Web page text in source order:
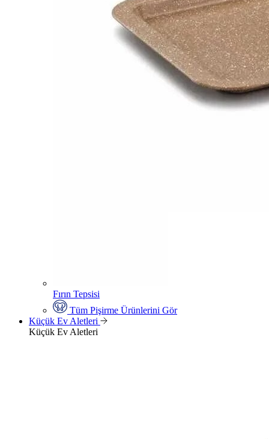
Fırın Tepsisi
Tüm Pişirme Ürünlerini Gör
Küçük Ev Aletleri
Küçük Ev Aletleri